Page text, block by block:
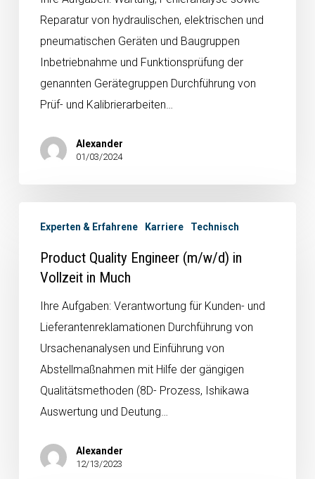
Reparatur von hydraulischen, elektrischen und
pneumatischen Geräten und Baugruppen
Inbetriebnahme und Funktionsprüfung der
genannten Gerätegruppen Durchführung von
Prüf- und Kalibrierarbeiten…
Alexander
01/03/2024
Experten & Erfahrene Karriere Technisch
Product Quality Engineer (m/w/d) in
Vollzeit in Much
Ihre Aufgaben: Verantwortung für Kunden- und
Lieferantenreklamationen Durchführung von
Ursachenanalysen und Einführung von
Abstellmaßnahmen mit Hilfe der gängigen
Qualitätsmethoden (8D- Prozess, Ishikawa
Auswertung und Deutung…
Alexander
12/13/2023